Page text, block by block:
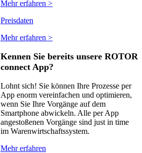
Mehr erfahren >
Preisdaten
Mehr erfahren >
Kennen Sie bereits unsere ROTOR
connect App?
Lohnt sich! Sie können Ihre Prozesse per
App enorm vereinfachen und optimieren,
wenn Sie Ihre Vorgänge auf dem
Smartphone abwickeln. Alle per App
angestoßenen Vorgänge sind just in time
im Warenwirtschaftssystem.
Mehr erfahren